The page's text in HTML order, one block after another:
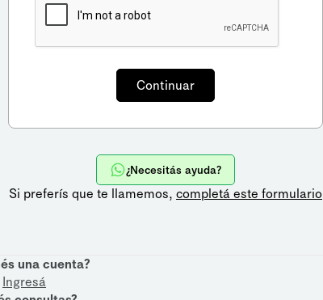
¿Necesitás ayuda?
Si preferís que te llamemos, completá este formulario
una cuenta?
Ingresá